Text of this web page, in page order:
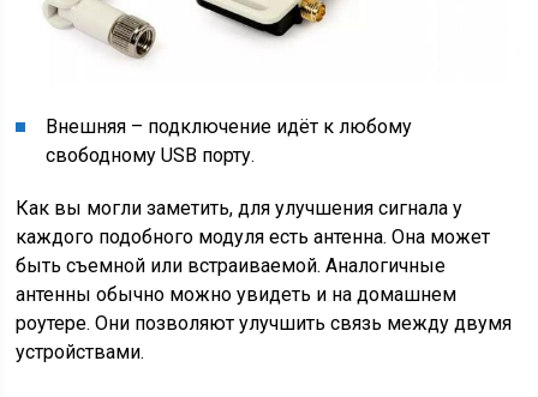
Внешняя – подключение идёт к любому
свободному USB порту.
Как вы могли заметить, для улучшения сигнала у
каждого подобного модуля есть антенна. Она может
быть съемной или встраиваемой. Аналогичные
антенны обычно можно увидеть и на домашнем
роутере. Они позволяют улучшить связь между двумя
устройствами.